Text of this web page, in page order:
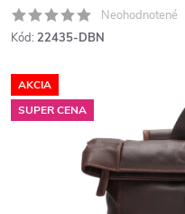
Neohodnotené
Kód: 22435-DBN
AKCIA
SUPER CENA